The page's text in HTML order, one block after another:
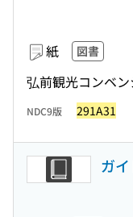
紙 図書
弘前観光コンベ
NDC9版 291A31
ガ